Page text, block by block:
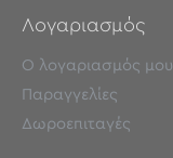
Λογαριασμός
Ο λογαριασμός μου
Παραγγελίες
Δωροεπιταγές